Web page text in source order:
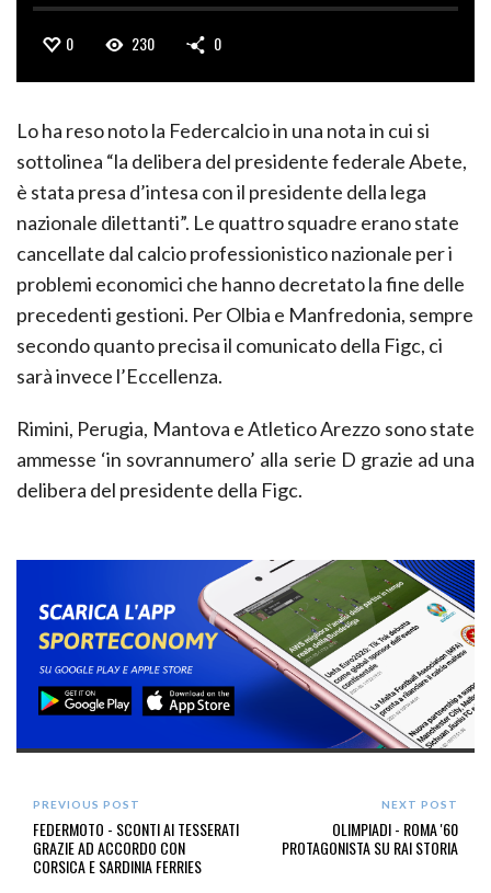
0 230 0
Lo ha reso noto la Federcalcio in una nota in cui si
sottolinea “la delibera del presidente federale Abete,
è stata presa d’intesa con il presidente della lega
nazionale dilettanti”. Le quattro squadre erano state
cancellate dal calcio professionistico nazionale per i
problemi economici che hanno decretato la fine delle
precedenti gestioni. Per Olbia e Manfredonia, sempre
secondo quanto precisa il comunicato della Figc, ci
sarà invece l’Eccellenza.
Rimini, Perugia, Mantova e Atletico Arezzo sono state
ammesse ‘in sovrannumero’ alla serie D grazie ad una
delibera del presidente della Figc.
PREVIOUS POST
FEDERMOTO - SCONTI AI TESSERATI
GRAZIE AD ACCORDO CON
CORSICA E SARDINIA FERRIES
NEXT POST
OLIMPIADI - ROMA '60
PROTAGONISTA SU RAI STORIA